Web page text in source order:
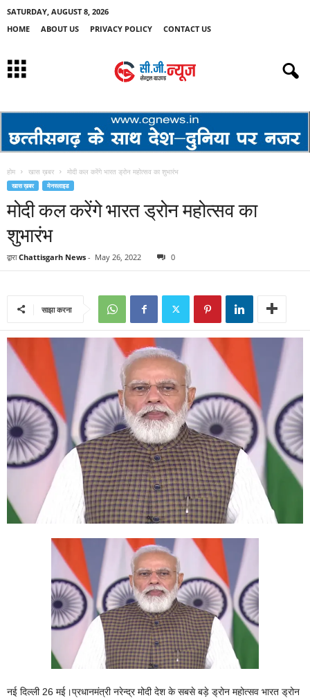
SATURDAY, AUGUST 8, 2026
HOME
ABOUT US PRIVACY POLICY CONTACT US
होम खास ख़बर मोदी कल करेंगे भारत ड्रोन महोत्सव का शुभारंभ
खास ख़बर मेनस्लाइड
मोदी कल करेंगे भारत ड्रोन महोत्सव का
शुभारंभ
द्वारा Chattisgarh News - May 26, 2022 0
साझा करना
नई दिल्ली 26 मई।प्रधानमंत्री नरेन्‍द्र मोदी देश के सबसे बड़े ड्रोन महोत्‍सव भारत ड्रोन